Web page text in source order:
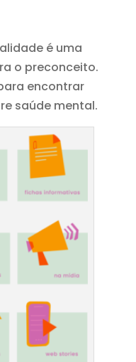
é uma
o preconceito.
encontrar
saúde mental.